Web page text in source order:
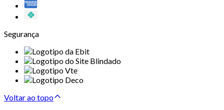
Segurança
Voltar ao topo